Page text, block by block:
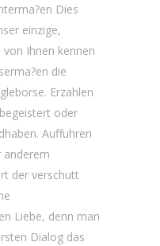
Dies
einzige,
Ihnen kennen
die
Erzahlen
oder
Auffuhren
anderem
der verschutt
Liebe, denn man
Dialog das